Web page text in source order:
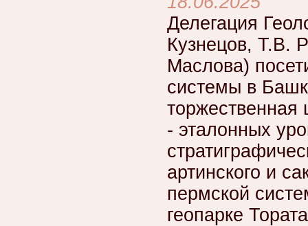
Делегация
Кузнецов, Т.В.
Маслова)
системы в
торжественная
- эталонных
артинского и
пермской
геопарке